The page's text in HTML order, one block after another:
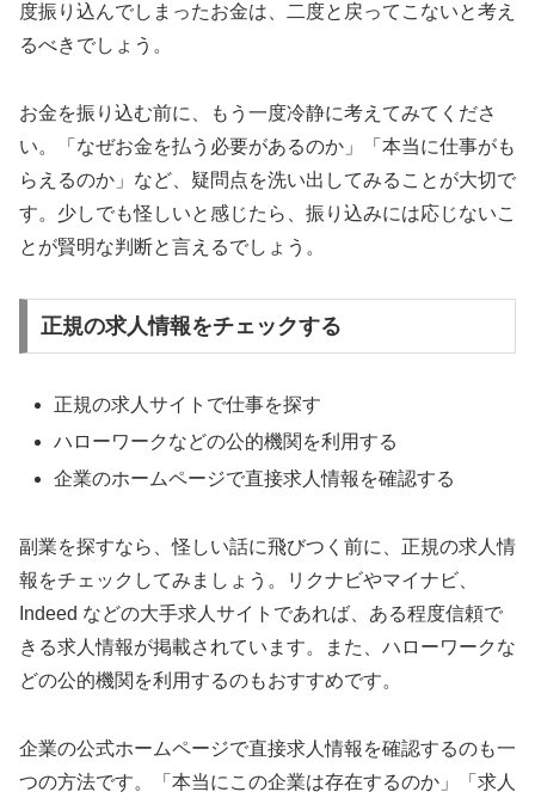
度振り込んでしまったお金は、二度と戻ってこないと考え
るべきでしょう。
お金を振り込む前に、もう一度冷静に考えてみてくださ
い。「なぜお金を払う必要があるのか」「本当に仕事がも
らえるのか」など、疑問点を洗い出してみることが大切で
す。少しでも怪しいと感じたら、振り込みには応じないこ
とが賢明な判断と言えるでしょう。
正規の求人情報をチェックする
正規の求人サイトで仕事を探す
ハローワークなどの公的機関を利用する
企業のホームページで直接求人情報を確認する
副業を探すなら、怪しい話に飛びつく前に、正規の求人情
報をチェックしてみましょう。リクナビやマイナビ、
Indeed などの大手求人サイトであれば、ある程度信頼で
きる求人情報が掲載されています。また、ハローワークな
どの公的機関を利用するのもおすすめです。
企業の公式ホームページで直接求人情報を確認するのも一
つの方法です。「本当にこの企業は存在するのか」「求人